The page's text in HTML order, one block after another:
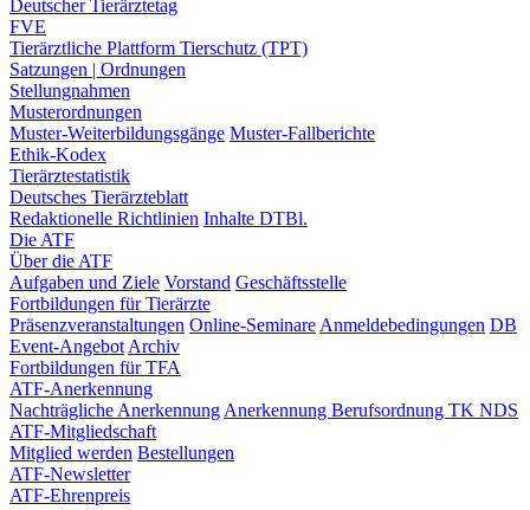
Deutscher Tierärztetag
FVE
Tierärztliche Plattform Tierschutz (TPT)
Satzungen | Ordnungen
Stellungnahmen
Musterordnungen
Muster-Weiterbildungsgänge Muster-Fallberichte
Ethik-Kodex
Tierärztestatistik
Deutsches Tierärzteblatt
Redaktionelle Richtlinien Inhalte DTBl.
Die ATF
Über die ATF
Aufgaben und Ziele Vorstand Geschäftsstelle
Fortbildungen für Tierärzte
Präsenzveranstaltungen Online-Seminare Anmeldebedingungen DB
Event-Angebot Archiv
Fortbildungen für TFA
ATF-Anerkennung
Nachträgliche Anerkennung Anerkennung Berufsordnung TK NDS
ATF-Mitgliedschaft
Mitglied werden Bestellungen
ATF-Newsletter
ATF-Ehrenpreis